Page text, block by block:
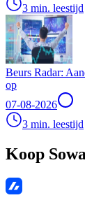
3 min. leestijd
Beurs Radar:
op
07-08-2026
3 min. leestijd
Koop